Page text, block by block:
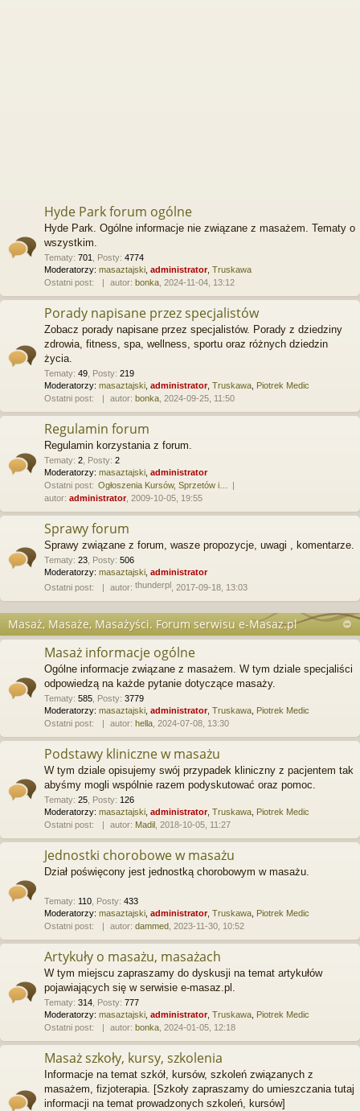
Hyde Park forum ogólne
Hyde Park. Ogólne informacje nie związane z masażem. Tematy o
wszystkim.
Tematy: 701 Posty: 4774
Moderatorzy: masaztajski administrator, Truskawa
Ostatni post:
autor: bonka , 2024-11-04, 13:12
Porady napisane przez specjalistów
Zobacz porady napisane przez specjalistów. Porady z dziedziny
zdrowia, fitness, spa, wellness, sportu oraz różnych dziedzin
życia.
Tematy: 49 Posty: 219
Moderatorzy: masaztajski administrator, Truskawa Piotrek Medic
Ostatni post:
autor: bonka , 2024-09-25, 11:50
Regulamin forum
Regulamin korzystania z forum.
Tematy: 2 Posty: 2
Moderatorzy: masaztajski administrator
Ostatni post: Ogłoszenia Kursów, Sprzetów i…
autor: administrator, 2009-10-05, 19:55
Sprawy forum
Sprawy związane z forum, wasze propozycje, uwagi , komentarze.
Tematy: 23 Posty: 506
Moderatorzy: masaztajski administrator
Ostatni post:
autor: thunderpl , 2017-09-18, 13:03
Masaż, Masaże, Masażyści. Forum serwisu e-Masaz.pl
Masaż informacje ogólne
Ogólne informacje związane z masażem. W tym dziale specjaliści
odpowiedzą na każde pytanie dotyczące masaży.
Tematy: 585 Posty: 3779
Moderatorzy: masaztajski administrator, Truskawa Piotrek Medic
Ostatni post:
autor: hella , 2024-07-08, 13:30
Podstawy kliniczne w masażu
W tym dziale opisujemy swój przypadek kliniczny z pacjentem tak
abyśmy mogli wspólnie razem podyskutować oraz pomoc.
Tematy: 25 Posty: 126
Moderatorzy: masaztajski administrator, Truskawa Piotrek Medic
Ostatni post:
autor: Madil , 2018-10-05, 11:27
Jednostki chorobowe w masażu
Dział poświęcony jest jednostką chorobowym w masażu.
Tematy: 110 Posty: 433
Moderatorzy: masaztajski administrator, Truskawa Piotrek Medic
Ostatni post:
autor: dammed , 2023-11-30, 10:52
Artykuły o masażu, masażach
W tym miejscu zapraszamy do dyskusji na temat artykułów
pojawiających się w serwisie e-masaz.pl.
Tematy: 314 Posty: 777
Moderatorzy: masaztajski administrator, Truskawa Piotrek Medic
Ostatni post:
autor: bonka , 2024-01-05, 12:18
Masaż szkoły, kursy, szkolenia
Informacje na temat szkół, kursów, szkoleń związanych z
masażem, fizjoterapia. [Szkoły zapraszamy do umieszczania tutaj
informacji na temat prowadzonych szkoleń, kursów]